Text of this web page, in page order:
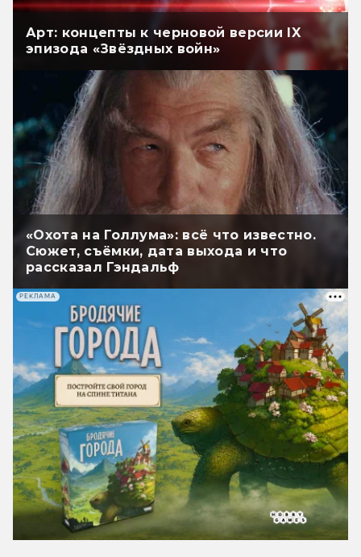
Арт: концепты к черновой версии IX
эпизода «Звёздных войн»
«Охота на Голлума»: всё что известно.
Сюжет, съёмки, дата выхода и что
рассказал Гэндальф
РЕКЛАМА